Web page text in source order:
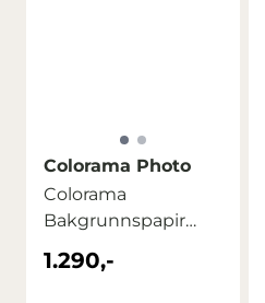
Colorama Photo
Colorama
Bakgrunnspapir
2,72m x 11m Mist
Grey
1.290,-